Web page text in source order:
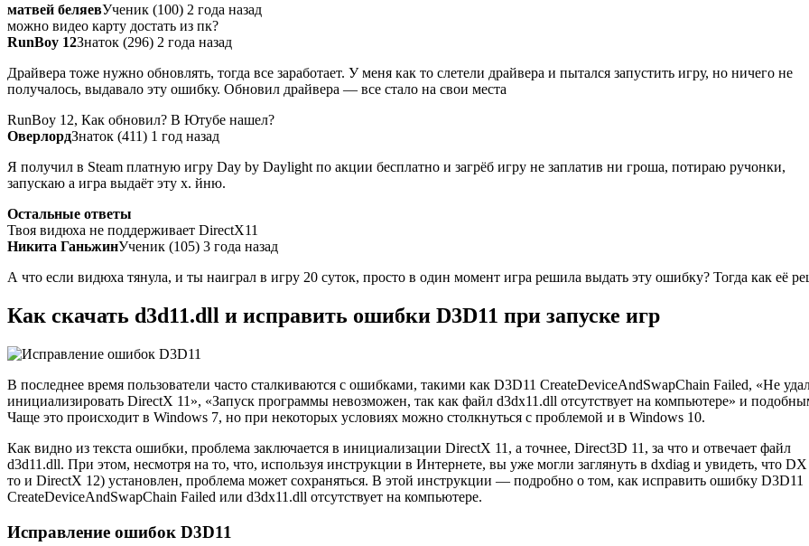
матвей беляевУченик (100) 2 года назад
можно видео карту достать из пк?
RunBoy 12Знаток (296) 2 года назад
Драйвера тоже нужно обновлять, тогда все заработает. У меня как то слетели драйвера и пытался запустить игру, но ничего не
получалось, выдавало эту ошибку. Обновил драйвера — все стало на свои места
RunBoy 12, Как обновил? В Ютубе нашел?
ОверлордЗнаток (411) 1 год назад
Я получил в Steam платную игру Day by Daylight по акции бесплатно и загрёб игру не заплатив ни гроша, потираю ручонки,
запускаю а игра выдаёт эту х. йню.
Остальные ответы
Твоя видюха не поддерживает DirectX11
Никита ГаньжинУченик (105) 3 года назад
А что если видюха тянула, и ты наиграл в игру 20 суток, просто в один момент игра решила выдать эту ошибку? Тогда как её
Как скачать d3d11.dll и исправить ошибки D3D11 при запуске игр
В последнее время пользователи часто сталкиваются с ошибками, такими как D3D11 CreateDeviceAndSwapChain Failed, «Не
инициализировать DirectX 11», «Запуск программы невозможен, так как файл d3dx11.dll отсутствует на компьютере» и
Чаще это происходит в Windows 7, но при некоторых условиях можно столкнуться с проблемой и в Windows 10.
Как видно из текста ошибки, проблема заключается в инициализации DirectX 11, а точнее, Direct3D 11, за что и отвечает файл
d3d11.dll. При этом, несмотря на то, что, используя инструкции в Интернете, вы уже могли заглянуть в dxdiag и увидеть, что DX
то и DirectX 12) установлен, проблема может сохраняться. В этой инструкции — подробно о том, как исправить ошибку D3D11
CreateDeviceAndSwapChain Failed или d3dx11.dll отсутствует на компьютере.
Исправление ошибок D3D11